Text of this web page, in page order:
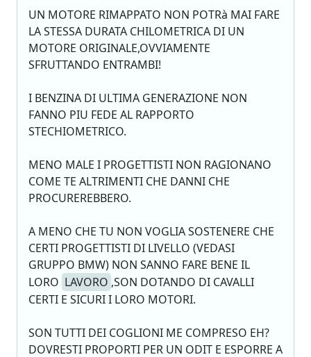
UN MOTORE RIMAPPATO NON POTRà MAI FARE
LA STESSA DURATA CHILOMETRICA DI UN
MOTORE ORIGINALE,OVVIAMENTE
SFRUTTANDO ENTRAMBI!
I BENZINA DI ULTIMA GENERAZIONE NON
FANNO PIU FEDE AL RAPPORTO
STECHIOMETRICO.
MENO MALE I PROGETTISTI NON RAGIONANO
COME TE ALTRIMENTI CHE DANNI CHE
PROCUREREBBERO.
A MENO CHE TU NON VOGLIA SOSTENERE CHE
CERTI PROGETTISTI DI LIVELLO (VEDASI
GRUPPO BMW) NON SANNO FARE BENE IL
LORO LAVORO ,SON DOTANDO DI CAVALLI
CERTI E SICURI I LORO MOTORI.
SON TUTTI DEI COGLIONI ME COMPRESO EH?
DOVRESTI PROPORTI PER UN ODIT E ESPORRE A